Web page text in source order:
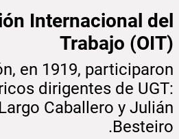
Internacional del
Trabajo (OIT)
en 1919, participaron
dirigentes de UGT:
Caballero y Julián
Besteiro.